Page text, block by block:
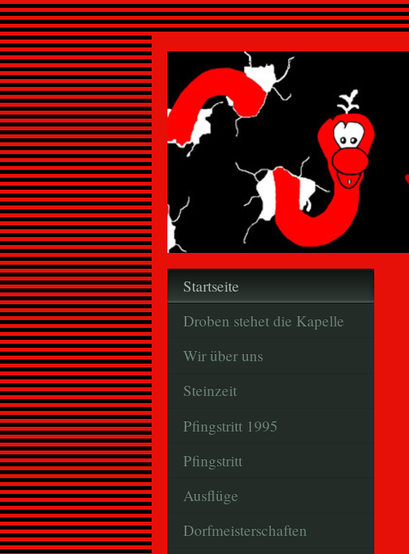
Startseite
Droben stehet die Kapelle
Wir über uns
Steinzeit
Pfingstritt 1995
Pfingstritt
Ausflüge
Dorfmeisterschaften